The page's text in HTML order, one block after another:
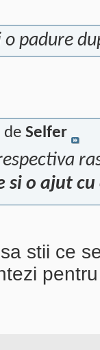
padure
de Selfer
o ajut cu
stii ce